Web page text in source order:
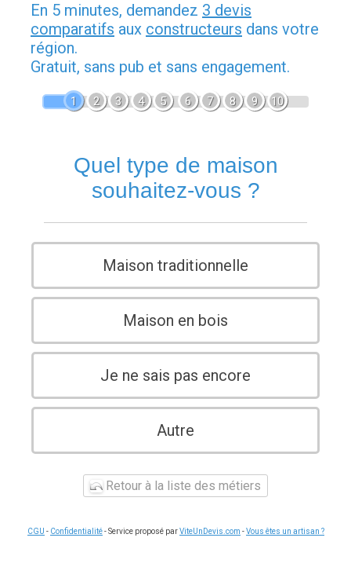
En 5 minutes, demandez 3 devis
comparatifs aux constructeurs dans votre
région.
Gratuit, sans pub et sans engagement.
1 2 3 4 5 6 7 8 9 10
Quel type de maison
souhaitez-vous ?
Maison traditionnelle
Maison en bois
Je ne sais pas encore
Autre
Retour à la liste des métiers
CGU - Confidentialité- Service proposé parViteUnDevis.com -Vous êtes un artisan ?